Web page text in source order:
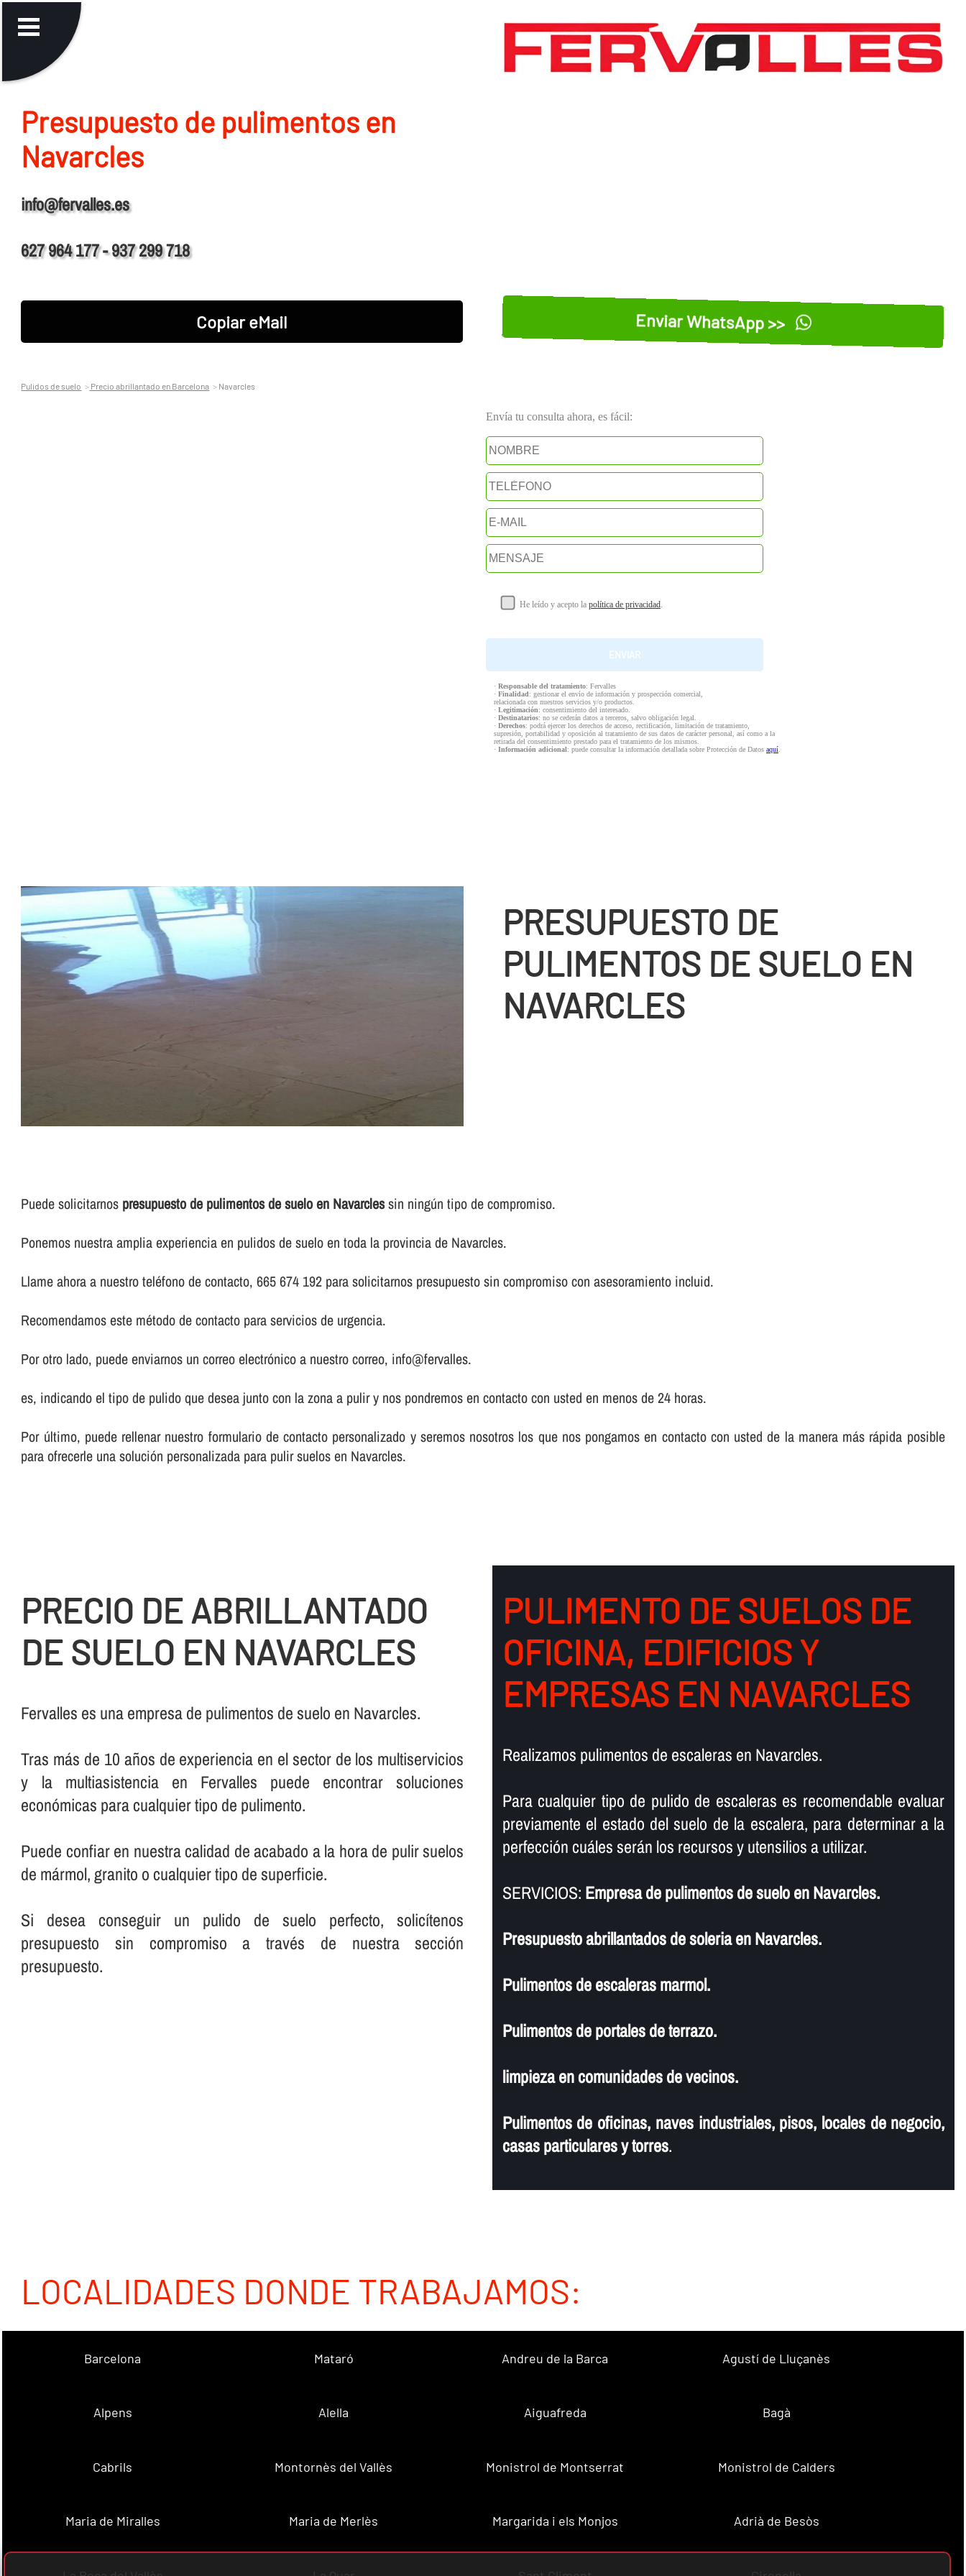
Presupuesto de pulimentos en
Navarcles
info@fervalles.es
627 964 177 - 937 299 718
Copiar eMail Enviar WhatsApp >>
Pulidos de suelo Precio abrillantado en Barcelona Navarcles
Envía tu consulta ahora, es fácil:
He leído y acepto la política de privacidad.
· Responsable del tratamiento: Fervalles
· Finalidad: gestionar el envío de información y prospección comercial,
relacionada con nuestros servicios y/o productos.
· Legitimación: consentimiento del interesado.
· Destinatarios: no se cederán datos a terceros, salvo obligación legal.
· Derechos: podrá ejercer los derechos de acceso, rectificación, limitación de tratamiento,
supresión, portabilidad y oposición al tratamiento de sus datos de carácter personal, así como a la
retirada del consentimiento prestado para el tratamiento de los mismos.
· Información adicional: puede consultar la información detallada sobre Protección de Datos aquí.
PRESUPUESTO DE
PULIMENTOS DE SUELO EN
NAVARCLES
Puede solicitarnos presupuesto de pulimentos de suelo en Navarclessin ningún tipo de compromiso.
Ponemos nuestra amplia experiencia en pulidos de suelo en toda la provincia de Navarcles.
Llame ahora a nuestro teléfono de contacto, 665 674 192 para solicitarnos presupuesto sin compromiso con asesoramiento incluid.
Recomendamos este método de contacto para servicios de urgencia.
Por otro lado, puede enviarnos un correo electrónico a nuestro correo, info@fervalles.
es, indicando el tipo de pulido que desea junto con la zona a pulir y nos pondremos en contacto con usted en menos de 24 horas.
Por último, puede rellenar nuestro formulario de contacto personalizado y seremos nosotros los que nos pongamos en contacto con usted de la manera más rápida posible
para ofrecerle una solución personalizada para pulir suelos en Navarcles.
PRECIO DE ABRILLANTADO
DE SUELO EN NAVARCLES
Fervalles es una empresa de pulimentos de suelo en Navarcles.
Tras más de 10 años de experiencia en el sector de los multiservicios
y la multiasistencia en Fervalles puede encontrar soluciones
económicas para cualquier tipo de pulimento.
Puede confiar en nuestra calidad de acabado a la hora de pulir suelos
de mármol, granito o cualquier tipo de superficie.
Si desea conseguir un pulido de suelo perfecto, solicí­tenos
presupuesto sin compromiso a través de nuestra sección
presupuesto.
PULIMENTO DE SUELOS DE
OFICINA, EDIFICIOS Y
EMPRESAS EN NAVARCLES
Realizamos pulimentos de escaleras en Navarcles.
Para cualquier tipo de pulido de escaleras es recomendable evaluar
previamente el estado del suelo de la escalera, para determinar a la
perfección cuáles serán los recursos y utensilios a utilizar.
SERVICIOS: Empresa de pulimentos de suelo en Navarcles.
Presupuesto abrillantados de soleria en Navarcles.
Pulimentos de escaleras marmol.
Pulimentos de portales de terrazo.
limpieza en comunidades de vecinos.
Pulimentos de oficinas, naves industriales, pisos, locales de negocio,
casas particulares y torres.
LOCALIDADES DONDE TRABAJAMOS:
Barcelona Mataró Andreu de la Barca Agustí de Lluçanès
Alpens Alella Aiguafreda Bagà
Cabrils Montornès del Vallès Monistrol de Montserrat Monistrol de Calders
Maria de Miralles Maria de Merlès Margarida i els Monjos Adrià de Besòs